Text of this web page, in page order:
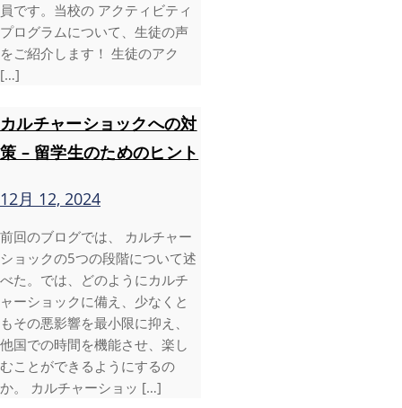
員です。当校の アクティビティ
プログラムについて、生徒の声
をご紹介します！ 生徒のアク
[…]
カルチャーショックへの対
策 – 留学生のためのヒント
12月 12, 2024
前回のブログでは、 カルチャー
ショックの5つの段階について述
べた。では、どのようにカルチ
ャーショックに備え、少なくと
もその悪影響を最小限に抑え、
他国での時間を機能させ、楽し
むことができるようにするの
か。 カルチャーショッ […]